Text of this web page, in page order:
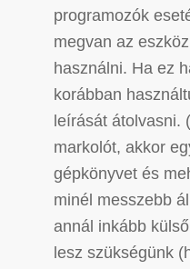
programozók
megvan az
használni. Ha ez
korábban
leírását átolvasni.
markolót, akkor
gépkönyvet és
minél messzebb
annál inkább
lesz szükségünk